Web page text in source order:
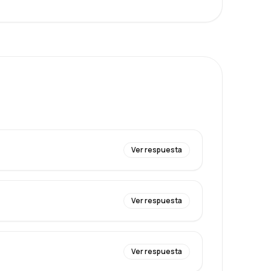
Ver respuesta
Ver respuesta
Ver respuesta